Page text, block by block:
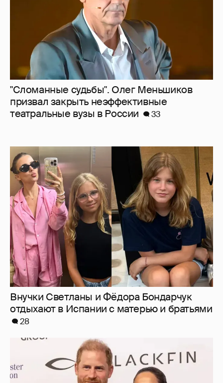
Внучки Светланы и Фёдора Бондарчук
отдыхают в Испании с матерью и братьями
28
Меган Маркл и принц Гарри вышли в свет
в Канаде